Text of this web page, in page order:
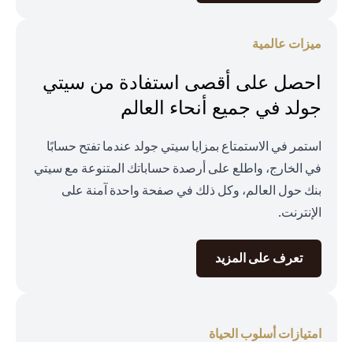
ميزات عالمية
احصل على أقصى استفادة من سيتي
جولد في جميع أنحاء العالم
استمر في الاستمتاع بمزايا سيتي جولد عندما تفتح حسابًا
في الخارج، واطلع على أرصدة حساباتك المتنوعة مع سيتي
بنك حول العالم، وكل ذلك في صفحة واحدة آمنة على
الإنترنت.
تعرف على المزيد
امتيازات أسلوب الحياة